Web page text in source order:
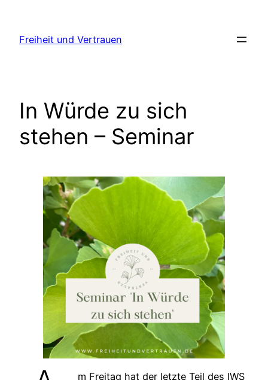
springen
Freiheit und Vertrauen
In Würde zu sich
stehen – Seminar
m Freitag hat der letzte Teil des IWS